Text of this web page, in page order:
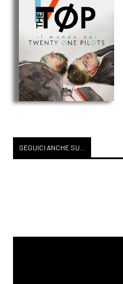
SEGUICI ANCHE SU...